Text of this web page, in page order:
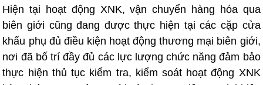
Hiện tại hoạt động XNK, vận chuyển hàng hóa qua
biên giới cũng đang được thực hiện tại các cặp cửa
khẩu phụ đủ điều kiện hoạt động thương mại biên giới,
nơi đã bố trí đầy đủ các lực lượng chức năng đảm bảo
thực hiện thủ tục kiểm tra, kiểm soát hoạt động XNK